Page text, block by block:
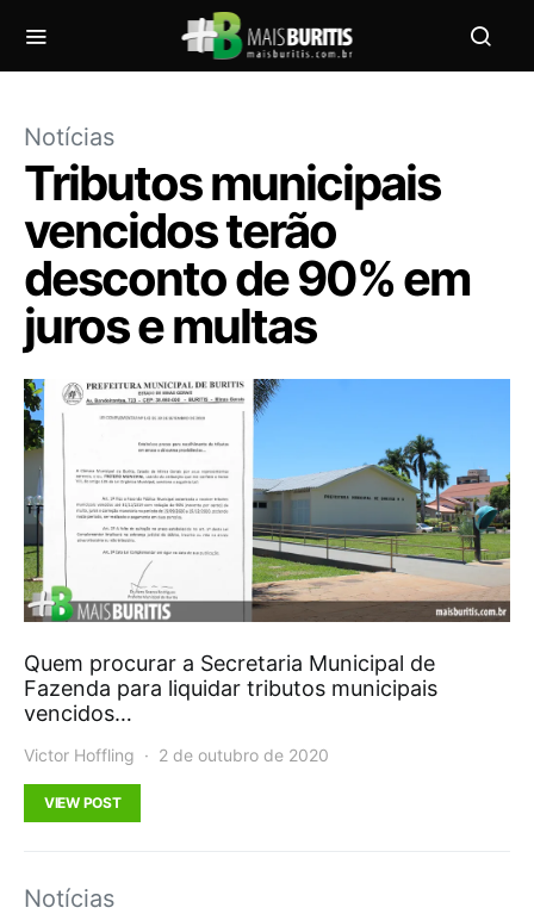
Notícias
Tributos municipais
vencidos terão
desconto de 90% em
juros e multas
Quem procurar a Secretaria Municipal de
Fazenda para liquidar tributos municipais
vencidos…
Victor Hoffling 2 de outubro de 2020
VIEW POST
Notícias